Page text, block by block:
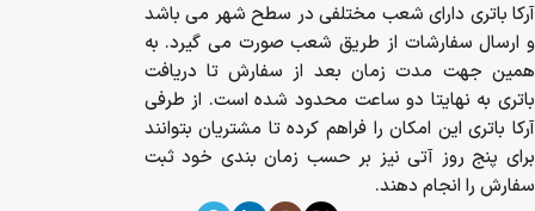
آرکا باتری دارای شعب مختلفی در سطح شهر می باشد
و ارسال سفارشات از طریق شعب صورت می گیرد. به
همین جهت مدت زمان بعد از سفارش تا دریافت
باتری به نهایتا دو ساعت محدود شده است. از طرفی
آرکا باتری این امکان را فراهم کرده تا مشتریان بتوانند
برای پنج روز آتی نیز بر حسب زمان بندی خود ثبت
سفارش را انجام دهند.